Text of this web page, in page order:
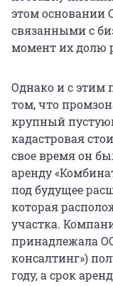
этом основании
связанными с
момент их долю
Однако и с этим
том, что
крупный
кадастровая
свое время он
аренду
под будущее
которая
участка.
принадлежала
консалтинг»)
году, а срок